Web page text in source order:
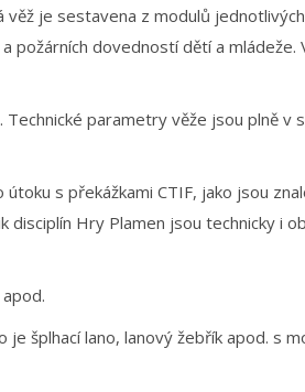
věž je sestavena z modulů
dovedností dětí a mládeže.
parametry věže jsou plně v
s překážkami CTIF, jako jsou
Hry Plamen jsou technicky i
šplhací lano, lanový žebřík apod. s